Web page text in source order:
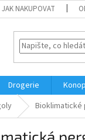
JAK NAKUPOVAT
Drogerie
Bioklimatické